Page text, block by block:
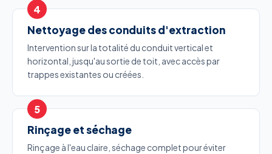
Nettoyage des conduits d'extraction
Intervention sur la totalité du conduit vertical et
horizontal, jusqu'au sortie de toit, avec accès par
trappes existantes ou créées.
Rinçage et séchage
Rinçage à l'eau claire, séchage complet pour éviter